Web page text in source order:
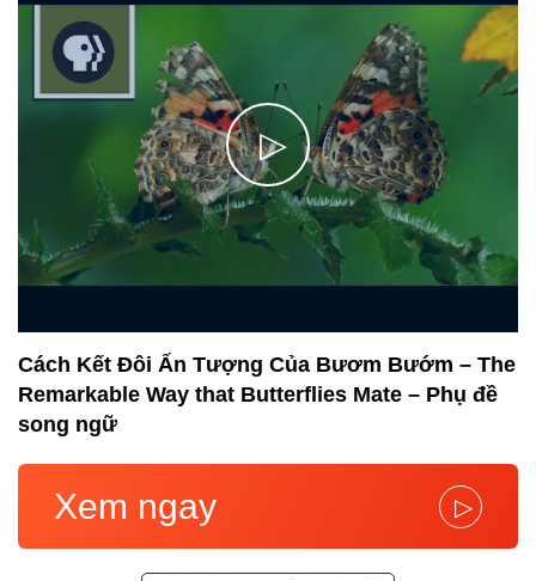
▷
Cách Kết Đôi Ấn Tượng Của Bươm Bướm – The
Remarkable Way that Butterflies Mate – Phụ đề
song ngữ
Xem ngay ▷